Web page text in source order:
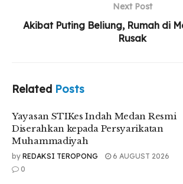
Talkshow dan Seminar FISIP
Pemanfaatan Media Sosial dalam
adalah Juara. “Mengapa yang lulus MSIB
juara? Karena mereka adalah orang –
berhasil bersaing dengan ratusan bahkan
Terdata ada 104.633 mahasiswa
program ini dan mahasiswa UMSU yang
katanya.
Next Post
Akibat Puting Beliung, Rumah di
Rusak
Related Posts
Yayasan STIKes Indah Medan Resmi
Diserahkan kepada Persyarikatan
Muhammadiyah
by REDAKSI TEROPONG
6 AUGUST 2026
0